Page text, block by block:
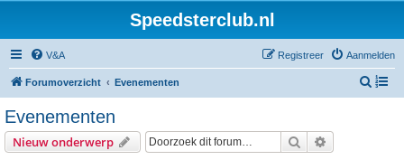
Speedsterclub.nl
V&A Aanmelden
Registreer
Forumoverzicht Evenementen
Z
Evenementen
Nieuw onderwerp Zoek